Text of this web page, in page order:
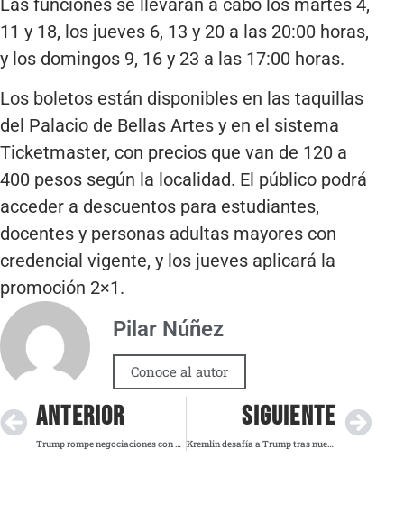
Las funciones se llevarán a cabo los martes 4,
11 y 18, los jueves 6, 13 y 20 a las 20:00 horas,
y los domingos 9, 16 y 23 a las 17:00 horas.
Los boletos están disponibles en las taquillas
del Palacio de Bellas Artes y en el sistema
Ticketmaster, con precios que van de 120 a
400 pesos según la localidad. El público podrá
acceder a descuentos para estudiantes,
docentes y personas adultas mayores con
credencial vigente, y los jueves aplicará la
promoción 2×1.
Pilar Núñez
Conoce al autor
ANTERIOR
Trump rompe negociaciones con Canadá por polémico anuncio con voz de Reagan
SIGUIENTE
Kremlin desafía a Trump tras nuevas sanciones a petroleras rusas